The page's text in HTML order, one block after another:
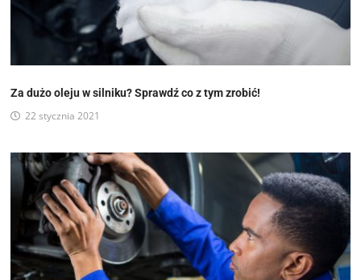
Za dużo oleju w silniku? Sprawdź co z tym zrobić!
22 stycznia 2021